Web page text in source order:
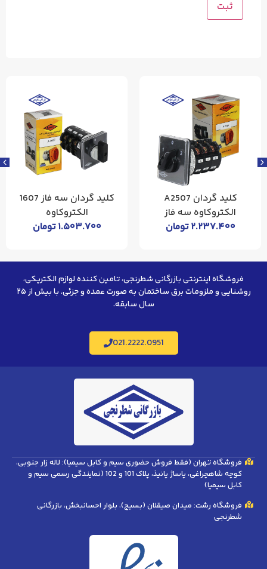
کلید گردان A2507
الکتروکاوه سه فاز
۲.۲۳۷.۴۰۰تومان
کلید گردان سه فاز 1607
الکتروکاوه
۱.۵۰۳.۷۰۰تومان
فروشگاه اینترنتی بازرگانی شطرنجی، تامین کننده لوازم الکتریکی،
روشنایی و ملزومات برق ساختمان به صورت عمده و جزئی. با بیش از ۲۵
سال سابقه.
021.2222.0951
فروشگاه تهران (فقط فروش حضوری سیم و کابل سیمیا): لاله زار جنوبی،
کوچه شاهچراغی، پاساژ پانیذ، پلاک 101 و 102 (نمایندگی رسمی سیم و
کابل سیمیا)
فروشگاه رشت: میدان صیقلان (بسیج)، بلوار احسانبخش، بازرگانی
شطرنجی